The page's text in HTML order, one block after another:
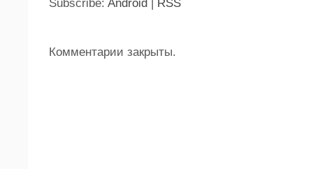
Subscribe: Android | RSS
Комментарии закрыты.